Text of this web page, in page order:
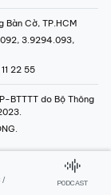
Bàn Cờ, TP.HCM
3.9294.093,
22 55
BTTTT do Bộ Thông
/
PODCAST